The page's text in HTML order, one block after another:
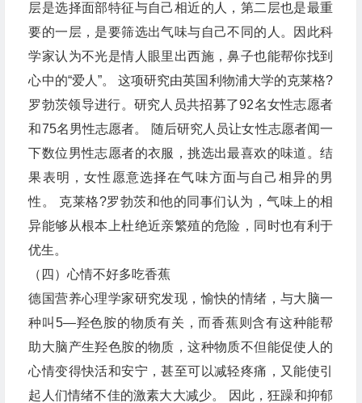
层是选择面部特征与自己相近的人，第二层也是最重
要的一层，是要筛选出气味与自己不同的人。因此科
学家认为不光是情人眼里出西施，鼻子也能帮你找到
心中的“爱人”。 这项研究由英国利物浦大学的克莱格?
罗勃茨领导进行。研究人员共招募了92名女性志愿者
和75名男性志愿者。 随后研究人员让女性志愿者闻一
下数位男性志愿者的衣服，挑选出最喜欢的味道。结
果表明，女性愿意选择在气味方面与自己相异的男
性。 克莱格?罗勃茨和他的同事们认为，气味上的相
异能够从根本上杜绝近亲繁殖的危险，同时也有利于
优生。
（四）心情不好多吃香蕉
德国营养心理学家研究发现，愉快的情绪，与大脑一
种叫5—羟色胺的物质有关，而香蕉则含有这种能帮
助大脑产生羟色胺的物质，这种物质不但能促使人的
心情变得快活和安宁，甚至可以减轻疼痛，又能使引
起人们情绪不佳的激素大大减少。 因此，狂躁和抑郁